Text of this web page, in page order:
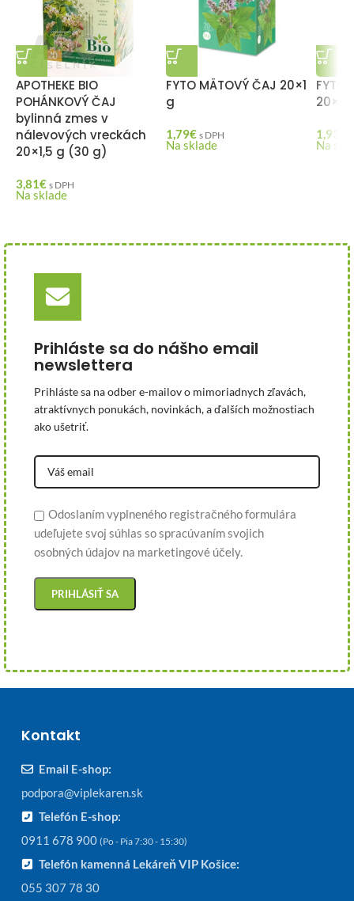
APOTHEKE BIO
POHÁNKOVÝ ČAJ
bylinná zmes v
nálevových vreckách
20×1,5 g (30 g)
3,81€ s DPH
Na sklade
FYTO MÄTOVÝ ČAJ 20×1
g
1,79€ s DPH
Na sklade
FYTO
20×1 g
1,93
Na
Prihláste sa do nášho email
newslettera
Prihláste sa na odber e-mailov o mimoriadnych zľavách,
atraktívnych ponukách, novinkách, a ďalších možnostiach
ako ušetriť.
Odoslaním vyplneného registračného formulára
udeľujete svoj súhlas so spracúvaním svojich
osobných údajov na marketingové účely.
Kontakt
Email E-shop:
podpora@viplekaren.sk
Telefón E-shop:
0911 678 900 (Po - Pia 7:30 - 15:30)
Telefón kamenná Lekáreň VIP Košice:
055 307 78 30